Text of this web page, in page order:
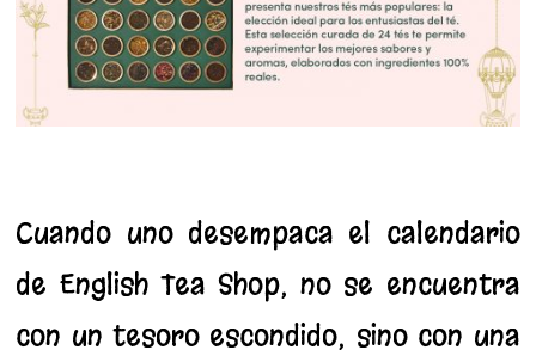
Cuando uno desempaca el calendario
de English Tea Shop, no se encuentra
con un tesoro escondido, sino con una